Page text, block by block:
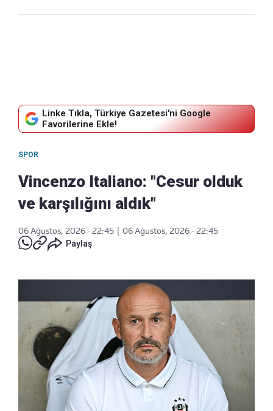
Linke Tıkla, Türkiye Gazetesi'ni Google
Favorilerine Ekle!
SPOR
Vincenzo Italiano: "Cesur olduk
ve karşılığını aldık"
06 Ağustos, 2026 - 22:45
06 Ağustos, 2026 - 22:45
Paylaş